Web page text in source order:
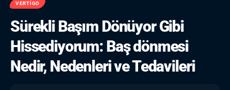
VERTIGO
Sürekli Başım Dönüyor Gibi
Hissediyorum: Baş dönmesi
Nedir, Nedenleri ve Tedavileri